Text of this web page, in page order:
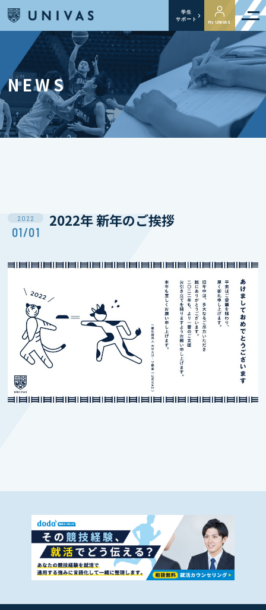
学生
サポート
My UNIVAS
NEWS
2022
01/01
2022年 新年のご挨拶